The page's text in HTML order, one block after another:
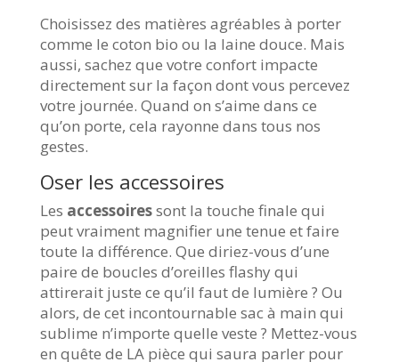
Choisissez des matières agréables à porter
comme le coton bio ou la laine douce. Mais
aussi, sachez que votre confort impacte
directement sur la façon dont vous percevez
votre journée. Quand on s’aime dans ce
qu’on porte, cela rayonne dans tous nos
gestes.
Oser les accessoires
Les accessoiressont la touche finale qui
peut vraiment magnifier une tenue et faire
toute la différence. Que diriez-vous d’une
paire de boucles d’oreilles flashy qui
attirerait juste ce qu’il faut de lumière ? Ou
alors, de cet incontournable sac à main qui
sublime n’importe quelle veste ? Mettez-vous
en quête de LA pièce qui saura parler pour